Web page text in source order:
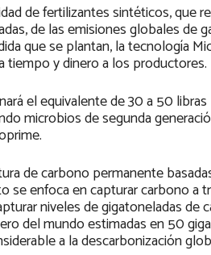
de fertilizantes sintéticos, que
de las emisiones globales de
que se plantan, la tecnología
tiempo y dinero a los productores.
el equivalente de 30 a 50
microbios de segunda
de carbono permanente
se enfoca en capturar carbono a
niveles de gigatoneladas de
del mundo estimadas en 50
a la descarbonización